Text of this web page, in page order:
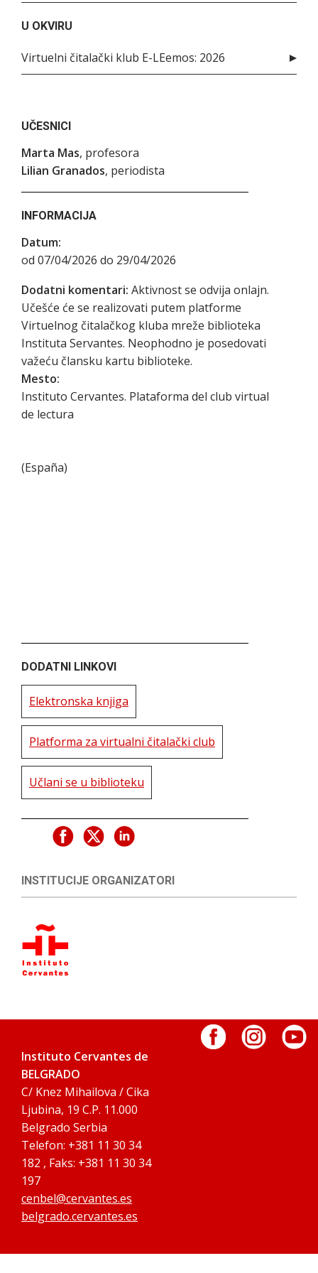
U OKVIRU
Virtuelni čitalački klub E-LEemos: 2026
UČESNICI
Marta Mas, profesora
Lilian Granados, periodista
INFORMACIJA
Datum:
od 07/04/2026 do 29/04/2026
Dodatni komentari: Aktivnost se odvija onlajn.
Učešće će se realizovati putem platforme
Virtuelnog čitalačkog kluba mreže biblioteka
Instituta Servantes. Neophodno je posedovati
važeću člansku kartu biblioteke.
Mesto:
Instituto Cervantes. Plataforma del club virtual
de lectura
(España)
DODATNI LINKOVI
Elektronska knjiga
Platforma za virtualni čitalački club
Učlani se u biblioteku
INSTITUCIJE ORGANIZATORI
Instituto Cervantes de
BELGRADO
C/ Knez Mihailova / Cika
Ljubina, 19 C.P. 11.000
Belgrado Serbia
Telefon: +381 11 30 34
182 , Faks: +381 11 30 34
197
cenbel@cervantes.es
belgrado.cervantes.es